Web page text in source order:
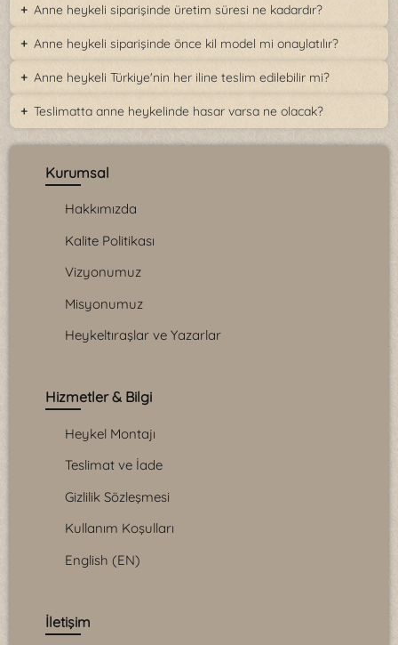
Anne heykeli siparişinde üretim süresi ne kadardır?
Anne heykeli siparişinde önce kil model mi onaylatılır?
Anne heykeli Türkiye'nin her iline teslim edilebilir mi?
Teslimatta anne heykelinde hasar varsa ne olacak?
Kurumsal
Hakkımızda
Kalite Politikası
Vizyonumuz
Misyonumuz
Heykeltıraşlar ve Yazarlar
Hizmetler & Bilgi
Heykel Montajı
Teslimat ve İade
Gizlilik Sözleşmesi
Kullanım Koşulları
English (EN)
İletişim